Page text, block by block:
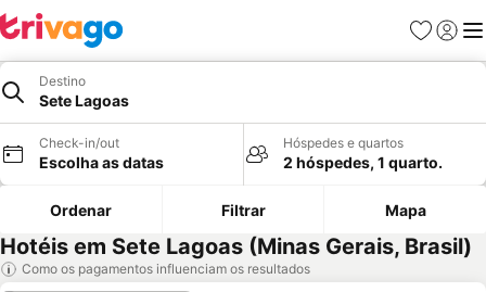
Favoritos
Iniciar
Destino
Sete Lagoas
Check-in/out
Escolha as datas
Hóspedes e quartos
2 hóspedes, 1 quarto.
Ordenar Filtrar Mapa
Hotéis em Sete Lagoas (Minas Gerais, Brasil)
Como os pagamentos influenciam os resultados